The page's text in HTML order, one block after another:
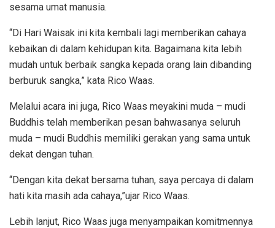
sesama umat manusia.
“Di Hari Waisak ini kita kembali lagi memberikan cahaya
kebaikan di dalam kehidupan kita. Bagaimana kita lebih
mudah untuk berbaik sangka kepada orang lain dibanding
berburuk sangka,” kata Rico Waas.
Melalui acara ini juga, Rico Waas meyakini muda – mudi
Buddhis telah memberikan pesan bahwasanya seluruh
muda – mudi Buddhis memiliki gerakan yang sama untuk
dekat dengan tuhan.
“Dengan kita dekat bersama tuhan, saya percaya di dalam
hati kita masih ada cahaya,”ujar Rico Waas.
Lebih lanjut, Rico Waas juga menyampaikan komitmennya